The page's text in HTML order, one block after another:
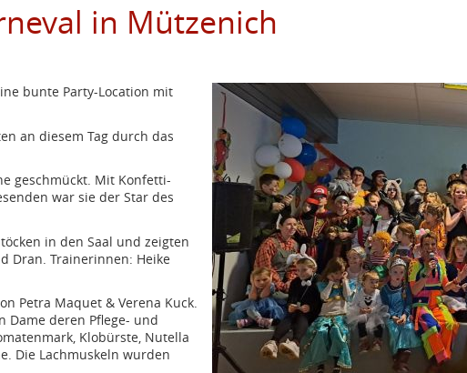
in Mützenich
bunte Party-Location mit
an diesem Tag durch das
geschmückt. Mit Konfetti-
war sie der Star des
in den Saal und zeigten
Dran. Trainerinnen: Heike
Petra Maquet & Verena Kuck.
Dame deren Pflege- und
Klobürste, Nutella
Die Lachmuskeln wurden